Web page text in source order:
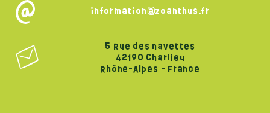
information@zoanthus.fr
5 Rue des navettes
42190 Charlieu
Rhône-Alpes - France